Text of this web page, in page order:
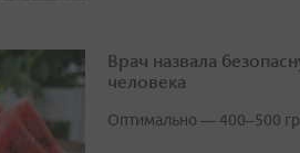
Врач назвала
человека
Оптимально — 400–500